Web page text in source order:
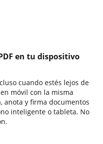
en tu dispositivo
cuando estés lejos de
móvil con la misma
anota y firma documentos
inteligente o tableta. No